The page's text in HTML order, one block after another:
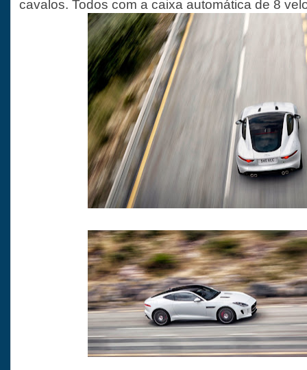
cavalos. Todos com a caixa automática de 8